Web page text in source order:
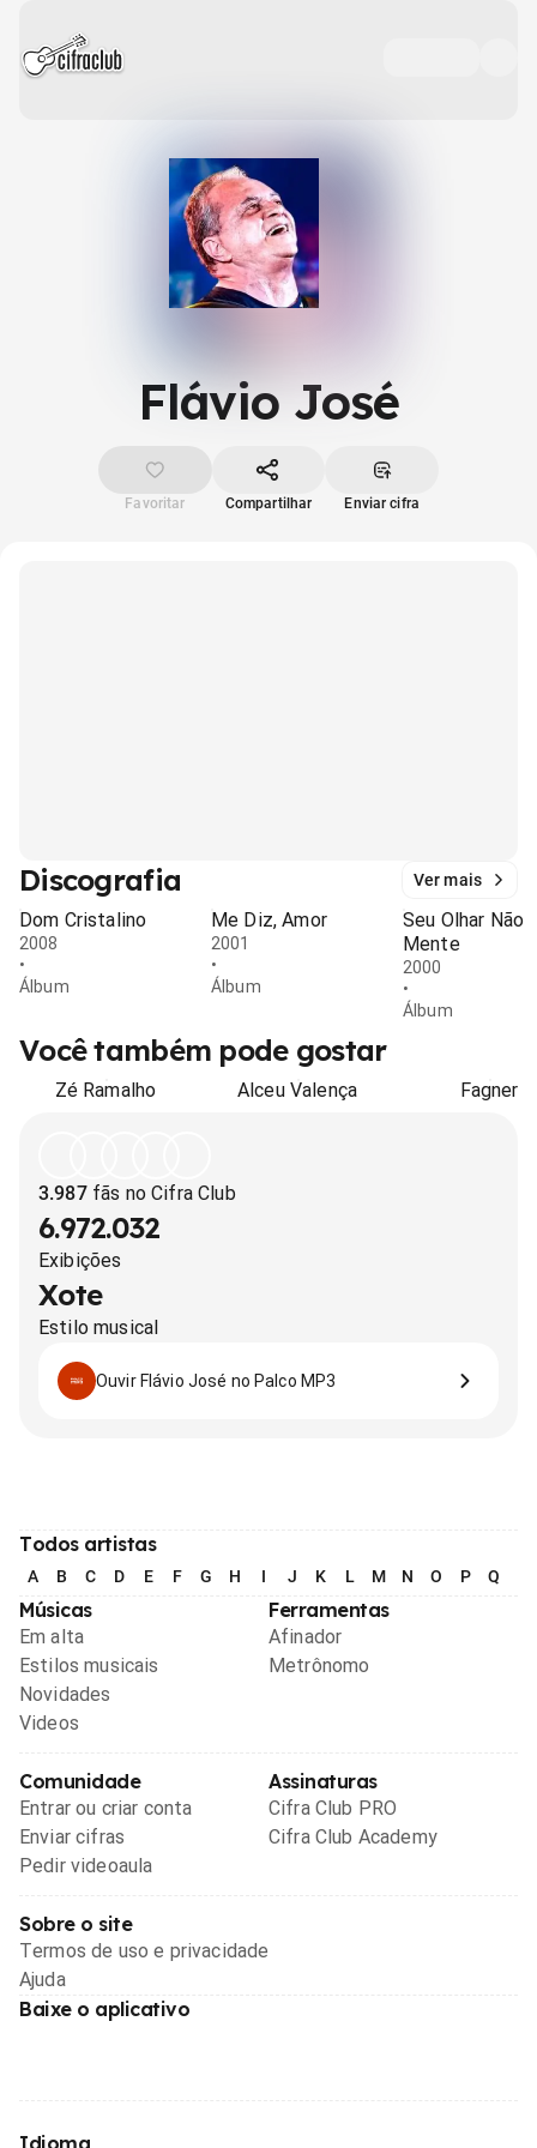
Flávio José
Favoritar Compartilhar Enviar cifra
Discografia Ver mais
Dom Cristalino
2008
•
Álbum
Me Diz, Amor
2001
•
Álbum
Seu Olhar Não
Mente
2000
•
Álbum
Você também pode gostar
Zé Ramalho Alceu Valença Fagner
3.987fãs no Cifra Club
6.972.032
Exibições
Xote
Estilo musical
Ouvir Flávio José no Palco MP3
Todos artistas
A B C D E F G H I J K L M N O P Q
Músicas
Em alta
Estilos musicais
Novidades
Videos
Ferramentas
Afinador
Metrônomo
Comunidade
Entrar ou criar conta
Enviar cifras
Pedir videoaula
Assinaturas
Cifra Club PRO
Cifra Club Academy
Sobre o site
Termos de uso e privacidade
Ajuda
Baixe o aplicativo
Idioma